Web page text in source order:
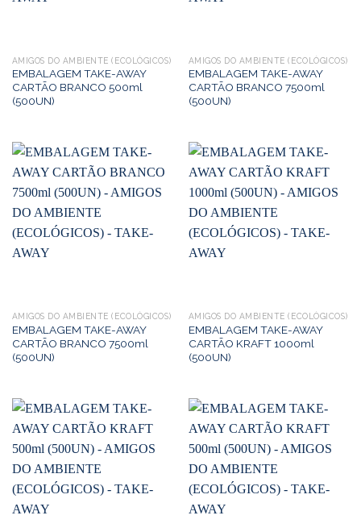
AMIGOS DO AMBIENTE (ECOLÓGICOS)
EMBALAGEM TAKE-AWAY
CARTÃO BRANCO 500ml
(500UN)
AMIGOS DO AMBIENTE (ECOLÓGICOS)
EMBALAGEM TAKE-AWAY
CARTÃO BRANCO 7500ml
(500UN)
AMIGOS DO AMBIENTE (ECOLÓGICOS)
EMBALAGEM TAKE-AWAY
CARTÃO BRANCO 7500ml
(500UN)
AMIGOS DO AMBIENTE (ECOLÓGICOS)
EMBALAGEM TAKE-AWAY
CARTÃO KRAFT 1000ml
(500UN)